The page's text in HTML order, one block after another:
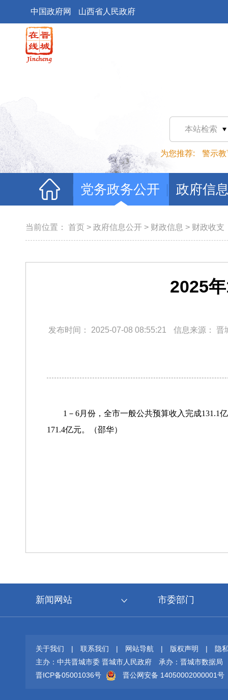
中国政府网 山西省人民政府
本站检索
为您推荐: 警示教
党务政务公开 政府信
当前位置： 首页 > 政府信息公开 > 财政信息 > 财政收支
2025
发布时间： 2025-07-08 08:55:21 信息来源： 晋
1－6月份，全市一般公共预算收入完成131.1
171.4亿元。（邵华）
新闻网站 市委部门
关于我们 | 联系我们 | 网站导航 | 版权声明 |
隐
主办：中共晋城市委 晋城市人民政府
承办：晋城市数据局
晋ICP备05001036号
晋公网安备 14050002000001号